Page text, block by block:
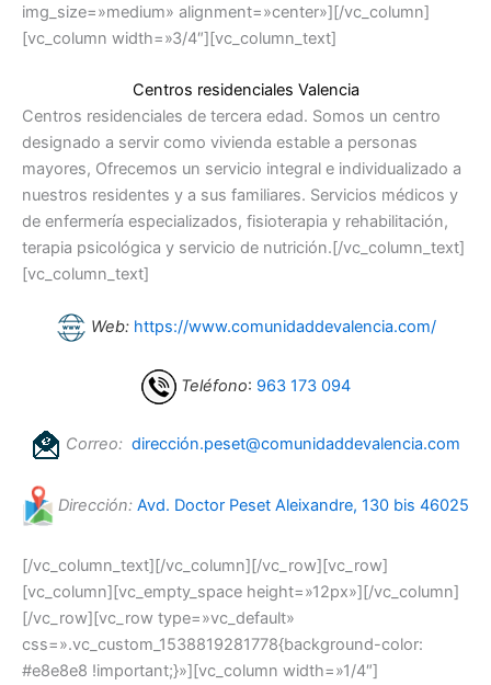
img_size=»medium» alignment=»center»][/vc_column]
[vc_column width=»3/4″][vc_column_text]
Centros residenciales Valencia
Centros residenciales de tercera edad. Somos un centro
designado a servir como vivienda estable a personas
mayores, Ofrecemos un servicio integral e individualizado a
nuestros residentes y a sus familiares. Servicios médicos y
de enfermería especializados, fisioterapia y rehabilitación,
terapia psicológica y servicio de nutrición.[/vc_column_text]
[vc_column_text]
Web: https://www.comunidaddevalencia.com/
Teléfono: 963 173 094
Correo: dirección.peset@comunidaddevalencia.com
Dirección: Avd. Doctor Peset Aleixandre, 130 bis 46025
[/vc_column_text][/vc_column][/vc_row][vc_row]
[vc_column][vc_empty_space height=»12px»][/vc_column]
[/vc_row][vc_row type=»vc_default»
css=».vc_custom_1538819281778{background-color:
#e8e8e8 !important;}»][vc_column width=»1/4″]